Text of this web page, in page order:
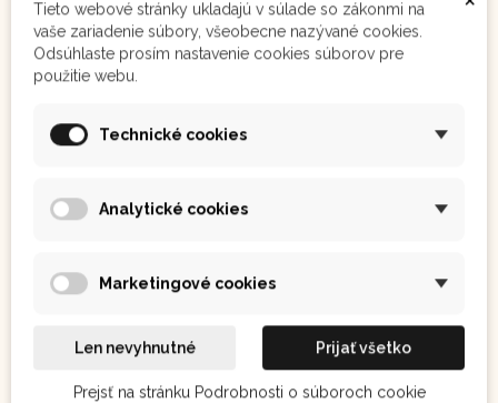
Kurkuma 111 g Aguaje 100 kapsúl
Tieto webové stránky ukladajú v súlade so zákonmi na
vaše zariadenie súbory, všeobecne nazývané cookies.
Odsúhlaste prosím nastavenie cookies súborov pre
použitie webu.
Technické cookies
Analytické cookies
Marketingové cookies
Len nevyhnutné Prijať všetko
Prejsť na stránku Podrobnosti o súboroch cookie